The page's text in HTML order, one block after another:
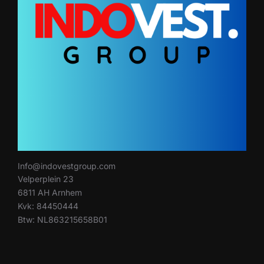
Info@indovestgroup.com
Velperplein 23
6811 AH Arnhem
Kvk: 84450444
Btw: NL863215658B01